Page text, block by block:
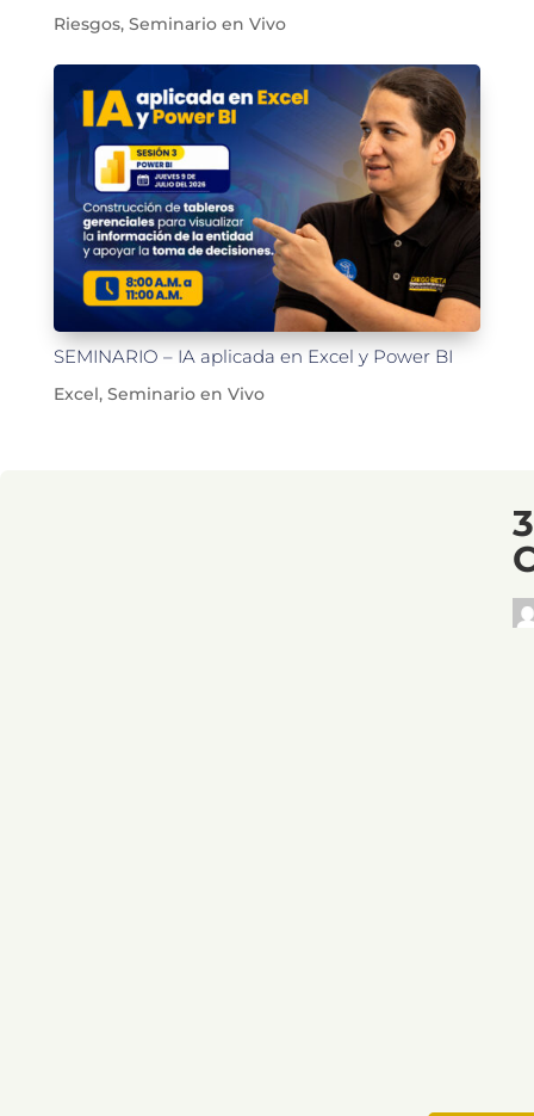
Riesgos, Seminario en Vivo
SEMINARIO – IA aplicada en Excel y Power BI
Excel, Seminario en Vivo
3